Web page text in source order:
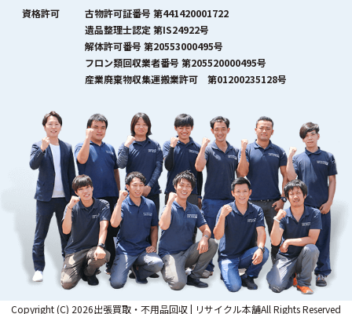
資格許可
古物許可証番号 第441420001722
遺品整理士認定 第IS24922号
解体許可番号 第20553000495号
フロン類回収業者番号 第205520000495号
産業廃棄物収集運搬業許可 第01200235128号
Copyright (C) 2026出張買取・不用品回収 | リサイクル本舗All Rights Reserved